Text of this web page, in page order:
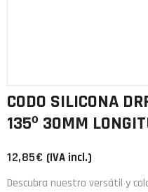
CODO SILICONA
135º 30MM
12,85€ (IVA incl.)
Descubra nuestro versátil y